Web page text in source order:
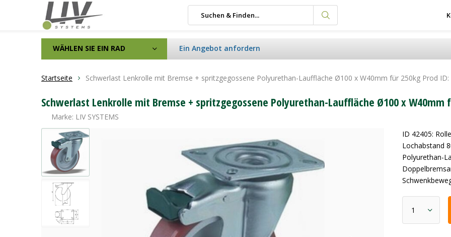
WÄHLEN SIE EIN RAD Ein Angebot anfordern
Startseite Schwerlast Lenkrolle mit Bremse + spritzgegossene Polyurethan-Lauffläche Ø100 x W40mm für 250kg Prod ID:
Schwerlast Lenkrolle mit Bremse + spritzgegossene Polyurethan-Lauffläche Ø100 x W40mm
Marke: LIV SYSTEMS
ID 42405:
Lochabstand
Polyurethan-